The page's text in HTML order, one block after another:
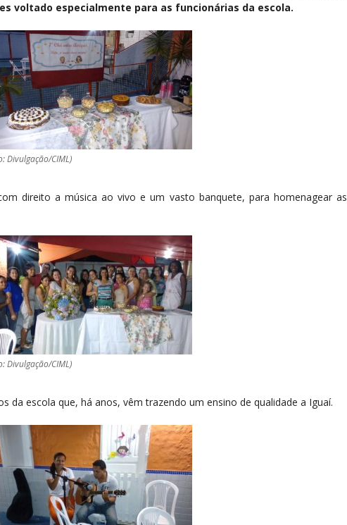
voltado especialmente para as funcionárias da escola.
Divulgação/CIML)
direito a música ao vivo e um vasto banquete, para homenagear as
Divulgação/CIML)
da escola que, há anos, vêm trazendo um ensino de qualidade a Iguaí.